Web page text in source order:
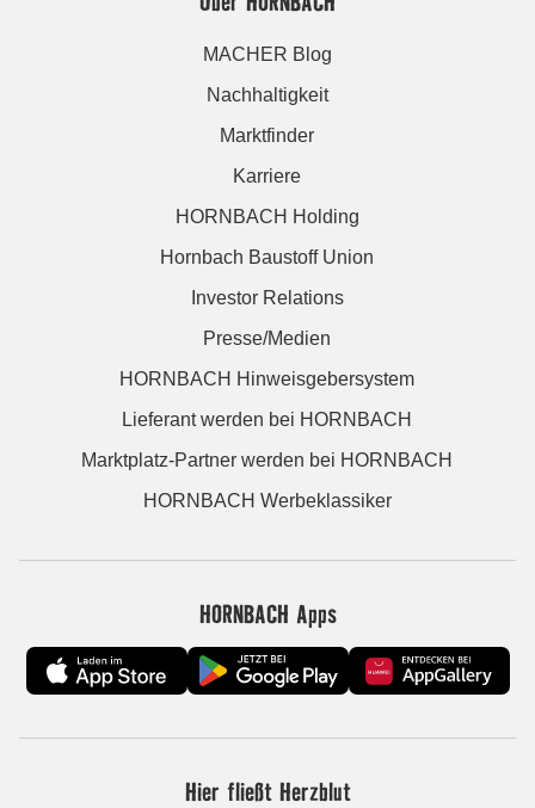
MACHER Blog
Nachhaltigkeit
Marktfinder
Karriere
HORNBACH Holding
Hornbach Baustoff Union
Investor Relations
Presse/Medien
HORNBACH Hinweisgebersystem
Lieferant werden bei HORNBACH
Marktplatz-Partner werden bei HORNBACH
HORNBACH Werbeklassiker
HORNBACH Apps
Hier fließt Herzblut